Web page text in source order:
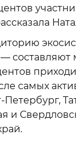
составляют
самых
Петербург,
и